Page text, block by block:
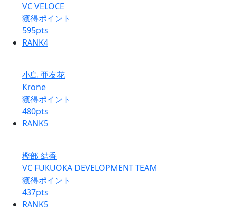
VC VELOCE
獲得ポイント
595pts
RANK4
小島 亜友花
Krone
獲得ポイント
480pts
RANK5
樫部 結香
VC FUKUOKA DEVELOPMENT TEAM
獲得ポイント
437pts
RANK5